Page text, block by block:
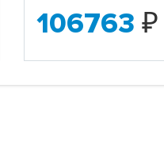
106763 ₽